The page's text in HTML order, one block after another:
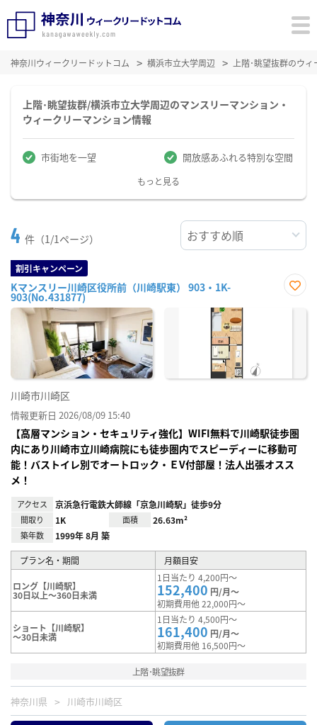
神奈川ウィークリードットコム 横浜市立大学周辺 上階･眺望抜群のウ
上階･眺望抜群/横浜市立大学周辺のマンスリーマンション・
ウィークリーマンション情報
市街地を一望 開放感あふれる特別な空間
もっと見る
4 件（1/1ページ）
割引キャンペーン
Kマンスリー川崎区役所前（川崎駅東） 903・1K-
903(No.431877)
に入
川崎市川崎区
情報更新日 2026/08/09 15:40
【高層マンション・セキュリティ強化】WIFI無料で川崎駅徒歩圏
内にあり川崎市立川崎病院にも徒歩圏内でスピーディーに移動可
能！バストイレ別でオートロック・ＥV付部屋！法人出張オスス
メ！
アクセス 京浜急行電鉄大師線「京急川崎駅」徒歩9分
間取り 1K 面積 26.63m²
築年数 1999年 8月 築
プラン名・期間 月額目安
ロング【川崎駅】
30日以上～360日未満
1日当たり 4,200円～
152,400 円/月～
初期費用他 22,000円～
ショート【川崎駅】
～30日未満
1日当たり 4,500円～
161,400 円/月～
初期費用他 16,500円～
上階･眺望抜群
神奈川県 川崎市川崎区